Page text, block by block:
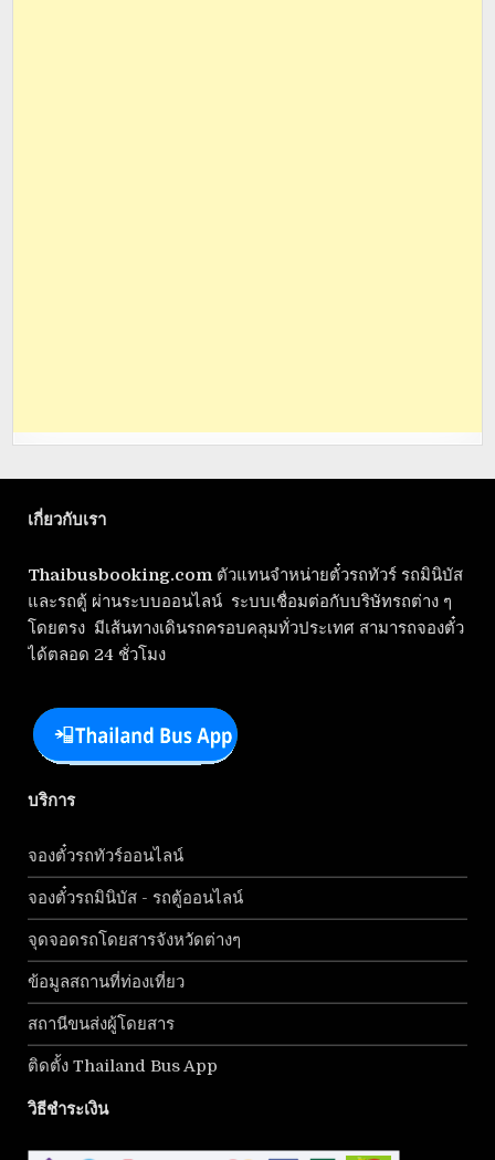
เกี่ยวกับเรา
Thaibusbooking.com ตัวแทนจำหน่ายตั๋วรถทัวร์ รถมินิบัส
และรถตู้ ผ่านระบบออนไลน์ ระบบเชื่อมต่อกับบริษัทรถต่าง ๆ
โดยตรง มีเส้นทางเดินรถครอบคลุมทั่วประเทศ สามารถจองตั๋ว
ได้ตลอด 24 ชั่วโมง
บริการ
จองตั๋วรถทัวร์ออนไลน์
จองตั๋วรถมินิบัส - รถตู้ออนไลน์
จุดจอดรถโดยสารจังหวัดต่างๆ
ข้อมูลสถานที่ท่องเที่ยว
สถานีขนส่งผู้โดยสาร
ติดตั้ง Thailand Bus App
วิธีชำระเงิน